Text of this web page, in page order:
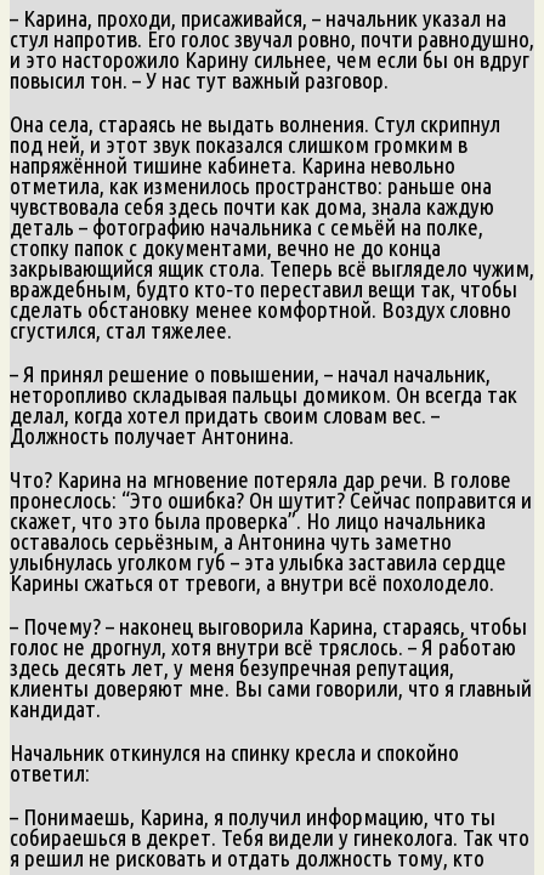
– Карина, проходи, присаживайся, – начальник указал на
стул напротив. Его голос звучал ровно, почти равнодушно,
и это насторожило Карину сильнее, чем если бы он вдруг
повысил тон. – У нас тут важный разговор.
Она села, стараясь не выдать волнения. Стул скрипнул
под ней, и этот звук показался слишком громким в
напряжённой тишине кабинета. Карина невольно
отметила, как изменилось пространство: раньше она
чувствовала себя здесь почти как дома, знала каждую
деталь – фотографию начальника с семьёй на полке,
стопку папок с документами, вечно не до конца
закрывающийся ящик стола. Теперь всё выглядело чужим,
враждебным, будто кто‑то переставил вещи так, чтобы
сделать обстановку менее комфортной. Воздух словно
сгустился, стал тяжелее.
– Я принял решение о повышении, – начал начальник,
неторопливо складывая пальцы домиком. Он всегда так
делал, когда хотел придать своим словам вес. –
Должность получает Антонина.
Что? Карина на мгновение потеряла дар речи. В голове
пронеслось: “Это ошибка? Он шутит? Сейчас поправится и
скажет, что это была проверка”. Но лицо начальника
оставалось серьёзным, а Антонина чуть заметно
улыбнулась уголком губ – эта улыбка заставила сердце
Карины сжаться от тревоги, а внутри всё похолодело.
– Почему? – наконец выговорила Карина, стараясь, чтобы
голос не дрогнул, хотя внутри всё тряслось. – Я работаю
здесь десять лет, у меня безупречная репутация,
клиенты доверяют мне. Вы сами говорили, что я главный
кандидат.
Начальник откинулся на спинку кресла и спокойно
ответил:
– Понимаешь, Карина, я получил информацию, что ты
собираешься в декрет. Тебя видели у гинеколога. Так что
я решил не рисковать и отдать должность тому, кто